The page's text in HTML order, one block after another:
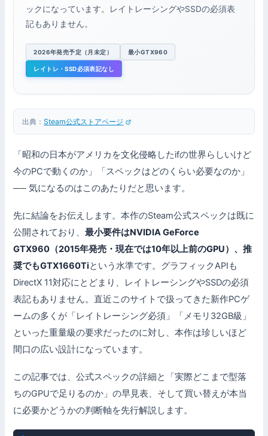
ックになっています。レイトレーシングやSSDの必須表
記もありません。
2026年発売予定（月未定） 最小GTX960
レイトレ・SSD必須表記なし
出典：Steam公式ストアページ
「昭和の日本がアメリカを文化侵略したifの世界らしいけど
今のPCで動くのか」「スペックはどのくらい必要なのか」
── 気になるのはこのあたりだと思います。
先に結論をお伝えします。本作のSteam公式スペックは既に
公開されており、最小要件はNVIDIA GeForce
GTX960（2015年発売・現在では10年以上前のGPU）、推
奨でもGTX1660Tiという水準です。グラフィックAPIも
DirectX 11対応にとどまり、レイトレーシングやSSDの必須
表記もありません。直近このサイトで扱ってきた新作PCゲ
ームの多くが「レイトレーシング必須」「メモリ32GB級」
といった重量級の要求だったのに対し、本作は珍しいほど
間口の広い設計になっています。
この記事では、公式スペックの詳細と「実際どこまで型落
ちのGPUで足りるのか」の早見表、そして買い替えが本当
に必要かどうかの判断軸を先行解説します。